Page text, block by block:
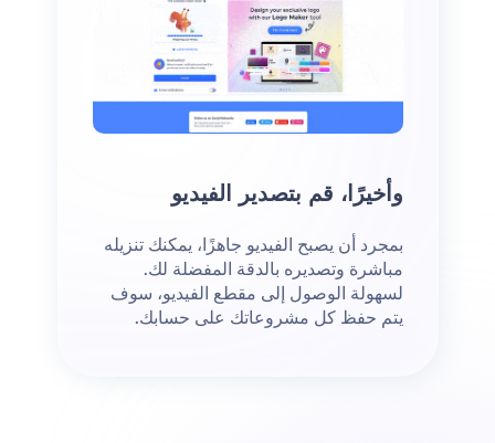
وأخيرًا، قم بتصدير الفيديو
بمجرد أن يصبح الفيديو جاهزًا، يمكنك تنزيله
مباشرة وتصديره بالدقة المفضلة لك.
لسهولة الوصول إلى مقطع الفيديو، سوف
يتم حفظ كل مشروعاتك على حسابك.